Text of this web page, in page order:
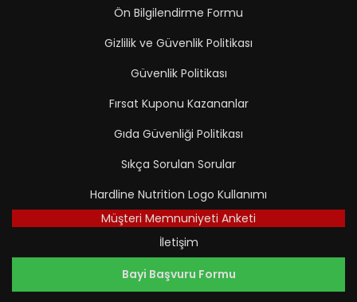
Ön Bilgilendirme Formu
Gizlilik ve Güvenlik Politikası
Güvenlik Politikası
Fırsat Kuponu Kazananlar
Gıda Güvenliği Politikası
Sıkça Sorulan Sorular
Hardline Nutrition Logo Kullanımı
Müşteri Memnuniyeti Anketi
İletişim
Bayi Başvuru Formu